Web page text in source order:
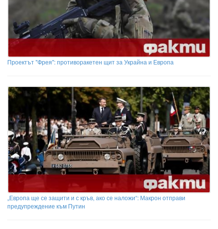
Проектът "Фрея": противоракетен щит за Украйна и Европа
„Европа ще се защити и с кръв, ако се наложи“: Макрон отправи
предупреждение към Путин